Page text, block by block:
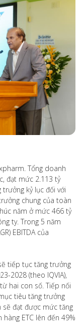
Tổng doanh
đạt mức 2.113 tỷ
kỷ lục đối với
chung của toàn
năm ở mức 466 tỷ
ty. Trong 5 năm
EBITDA của
tiếp tục tăng trưởng
2028 (theo IQVIA),
hai con số. Tiếp nối
tiêu tăng trưởng
sẽ đạt được mức tăng
ETC lên đến 49%